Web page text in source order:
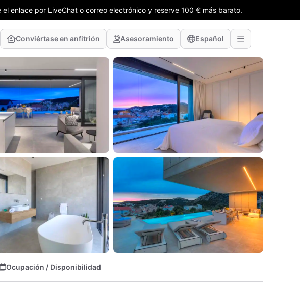
enlace por LiveChat o correo electrónico y reserve 100 € más barato.
Conviértase en anfitrión Asesoramiento Español
Ocupación / Disponibilidad